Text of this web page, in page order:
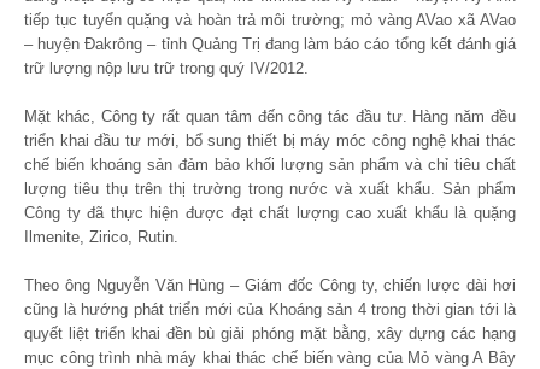
tiếp tục tuyển quặng và hoàn trả môi trường; mỏ vàng AVao xã AVao
– huyện Đakrông – tỉnh Quảng Trị đang làm báo cáo tổng kết đánh giá
trữ lượng nộp lưu trữ trong quý IV/2012.
Mặt khác, Công ty rất quan tâm đến công tác đầu tư. Hàng năm đều
triển khai đầu tư mới, bổ sung thiết bị máy móc công nghệ khai thác
chế biến khoáng sản đảm bảo khối lượng sản phẩm và chỉ tiêu chất
lượng tiêu thụ trên thị trường trong nước và xuất khẩu. Sản phẩm
Công ty đã thực hiện được đạt chất lượng cao xuất khẩu là quặng
Ilmenite, Zirico, Rutin.
Theo ông Nguyễn Văn Hùng – Giám đốc Công ty, chiến lược dài hơi
cũng là hướng phát triển mới của Khoáng sản 4 trong thời gian tới là
quyết liệt triển khai đền bù giải phóng mặt bằng, xây dựng các hạng
mục công trình nhà máy khai thác chế biến vàng của Mỏ vàng A Bây